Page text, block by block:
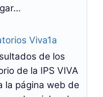
Viva1a
de los
de la IPS VIVA
la página web de